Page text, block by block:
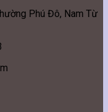
Phú Đô, Nam Từ